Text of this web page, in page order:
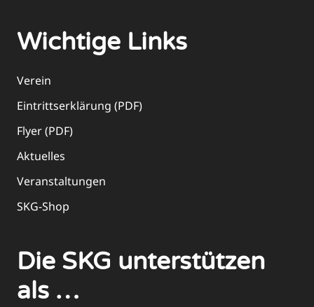
Wichtige Links
Verein
Eintrittserklärung (PDF)
Flyer (PDF)
Aktuelles
Veranstaltungen
SKG-Shop
Die SKG unterstützen
als …